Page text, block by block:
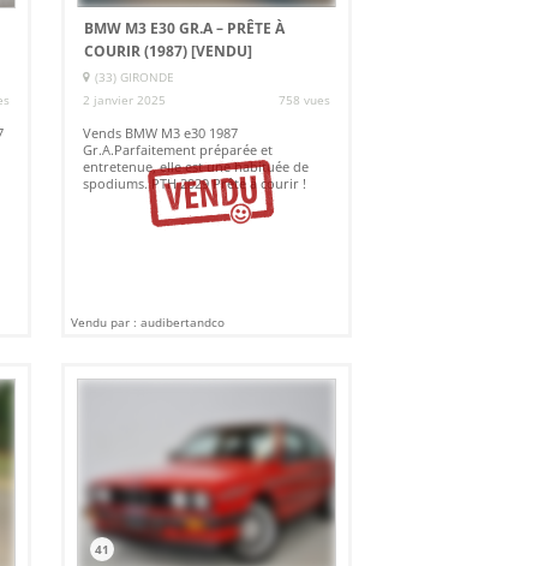
BMW M3 E30 GR.A – PRÊTE À
COURIR (1987)[VENDU]
(33) GIRONDE
2 janvier 2025
758 vues
Vends BMW M3 e30 1987
Gr.A.Parfaitement préparée et
entretenue, elle est une habituée de
spodiums. PTH 2029 Prête à courir !
Vendu par : audibertandco
41